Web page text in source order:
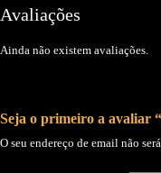
Avaliações
Ainda não existem avaliações.
Seja o primeiro a
O seu endereço de email não
nosso site tenha
o melhor
possível
cookies,
algumas
funcionalidades